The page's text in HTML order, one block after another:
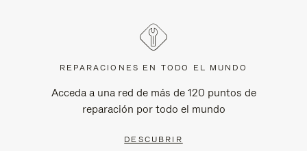
REPARACIONES EN TODO EL MUNDO
Acceda a una red de más de 120 puntos de
reparación por todo el mundo
DESCUBRIR